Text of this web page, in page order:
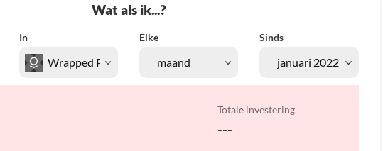
Wat als ik...?
In Elke Sinds
Totale investering
---